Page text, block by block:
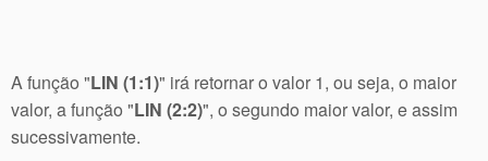
A função "LIN (1:1)" irá retornar o valor 1, ou seja, o maior
valor, a função "LIN (2:2)", o segundo maior valor, e assim
sucessivamente.